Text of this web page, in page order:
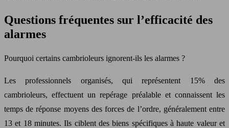
Questions fréquentes sur l’efficacité des
alarmes
Pourquoi certains cambrioleurs ignorent-ils les alarmes ?
Les professionnels organisés, qui représentent 15% des
cambrioleurs, effectuent un repérage préalable et connaissent les
temps de réponse moyens des forces de l’ordre, généralement entre
13 et 18 minutes. Ils ciblent des biens spécifiques à haute valeur et